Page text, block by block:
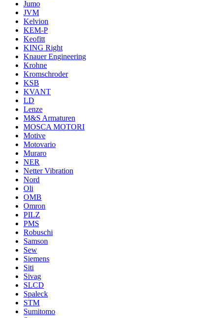
Jumo
JVM
Kelvion
KEM-P
Keofitt
KING Right
Knauer Engineering
Krohne
Kromschroder
KSB
KVANT
LD
Lenze
M&S Armaturen
MOSCA MOTORI
Motive
Motovario
Muraro
NER
Netter Vibration
Nord
Oli
OMB
Omron
PILZ
PMS
Robuschi
Samson
Sew
Siemens
Siti
Sivag
SLCD
Spaleck
STM
Sumitomo